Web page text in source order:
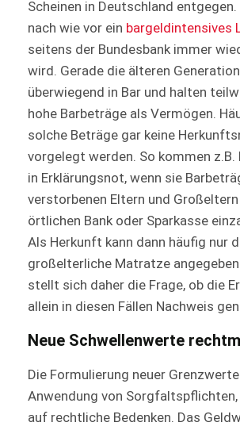
Scheinen in Deutschland entgegen.
nach wie vor ein bargeldintensives
seitens der Bundesbank immer
wird. Gerade die älteren
überwiegend in Bar und halten
hohe Barbeträge als Vermögen.
solche Beträge gar keine
vorgelegt werden. So kommen z.B.
in Erklärungsnot, wenn sie
verstorbenen Eltern und
örtlichen Bank oder Sparkasse
Als Herkunft kann dann häufig nur
großelterliche Matratze angegeben
stellt sich daher die Frage, ob die
allein in diesen Fällen Nachweis
Neue Schwellenwerte
Die Formulierung neuer
Anwendung von
auf rechtliche Bedenken. Das